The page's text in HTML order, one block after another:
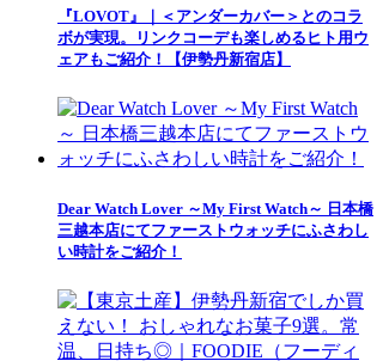
『LOVOT』｜＜アンダーカバー＞とのコラ
ボが実現。リンクコーデも楽しめるヒト用ウ
ェアもご紹介！【伊勢丹新宿店】
Dear Watch Lover ～My First Watch～ 日本橋
三越本店にてファーストウォッチにふさわし
い時計をご紹介！